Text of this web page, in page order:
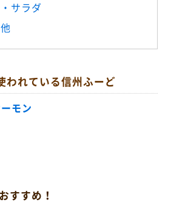
サラダ
われている信州ふーど
モン
すすめ！